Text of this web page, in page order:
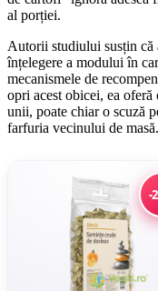
al porției.
Autorii studiului susțin că
înțelegere a modului în
mecanismele de
opri acest obicei, ea
unii, poate chiar o scuză
farfuria vecinului de masă.
-